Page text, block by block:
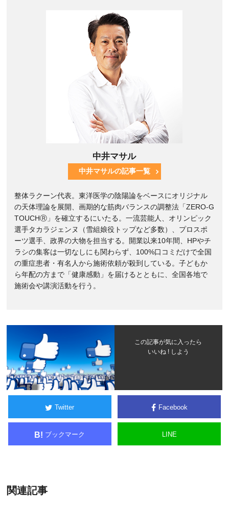
中井マサル
中井マサルの記事一覧
整体ラクーン代表。東洋医学の陰陽論をベースにオリジナル
の天体理論を展開、画期的な筋肉バランスの調整法「ZERO-G
TOUCHⓇ」を確立するにいたる。一流芸能人、オリンピック
選手タカラジェンヌ（雪組娘役トップなど多数）、プロスポ
ーツ選手、政界の大物を担当する。開業以来10年間、HPやチ
ラシの集客は一切なしにも関わらず、100%口コミだけで全国
の重症患者・有名人から施術依頼が殺到している。子どもか
ら年配の方まで「健康感動」を届けるとともに、全国各地で
施術会や講演活動を行う。
この記事が気に入ったら
いいね ! しよう
Twitter Facebook
B! ブックマーク LINE
関連記事